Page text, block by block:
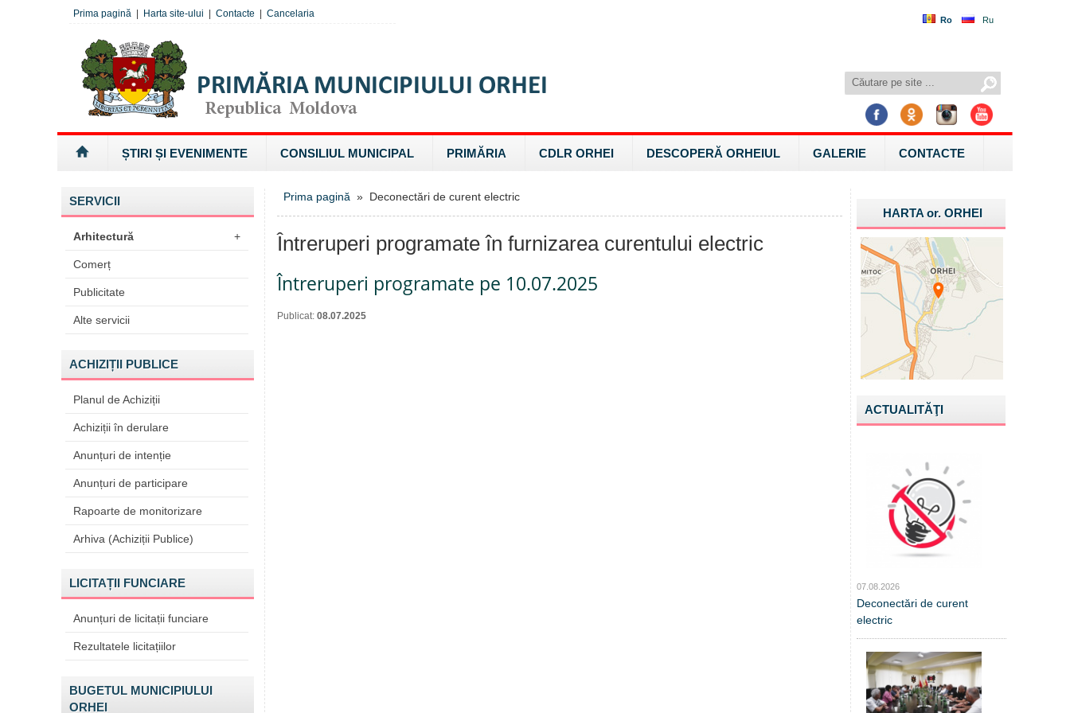
Ro Ru
Prima pagină Harta site-ului Contacte Cancelaria
ȘTIRI ȘI EVENIMENTE CONSILIUL MUNICIPAL PRIMĂRIA CDLR ORHEI DESCOPERĂ ORHEIUL GALERIE CONTACTE
SERVICII
Arhitectură +
Comerț
Publicitate
Alte servicii
ACHIZIȚII PUBLICE
Planul de Achiziții
Achiziții în derulare
Anunțuri de intenție
Anunțuri de participare
Rapoarte de monitorizare
Arhiva (Achiziții Publice)
LICITAȚII FUNCIARE
Anunțuri de licitații funciare
Rezultatele licitațiilor
BUGETUL MUNICIPIULUI
ORHEI
Prima pagină » Deconectări de curent electric
Întreruperi programate în furnizarea curentului electric
Întreruperi programate pe 10.07.2025
Publicat: 08.07.2025
HARTA or.ORHEI
ACTUALITĂŢI
07.08.2026
Deconectări de curent
electric